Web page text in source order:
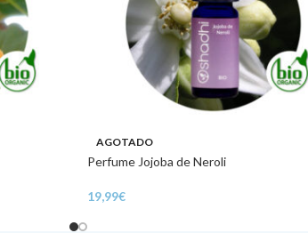
AGOTADO
Perfume Jojoba de Neroli
19,99€